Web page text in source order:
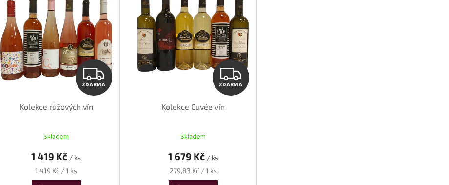
ZDARMA
ZDARMA
Kolekce růžových vín
Skladem
1 419 Kč / ks
Měrná
cena:
1 419 Kč / 1 ks
ZDARMA
ZDARMA
Kolekce Cuvée vín
Skladem
1 679 Kč / ks
Měrná
cena:
279,83 Kč / 1 ks